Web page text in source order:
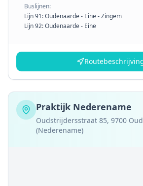
Buslijnen:
Lijn 91: Oudenaarde - Eine - Zingem
Lijn 92: Oudenaarde - Eine
Praktijk Nederename
Oudstrijdersstraat 85, 9700
(Nederename)